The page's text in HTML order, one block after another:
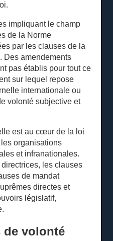
impliquant le champ
de la Norme
par les clauses de la
Des amendements
pas établis pour tout ce
sur lequel repose
internationale ou
volonté subjective et
est au cœur de la loi
organisations
et infranationales.
les clauses
de mandat
directes et
législatif,
de volonté